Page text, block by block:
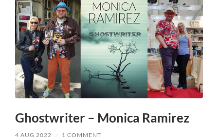
Ghostwriter – Monica Ramirez
4 AUG 2022 / 1 COMMENT